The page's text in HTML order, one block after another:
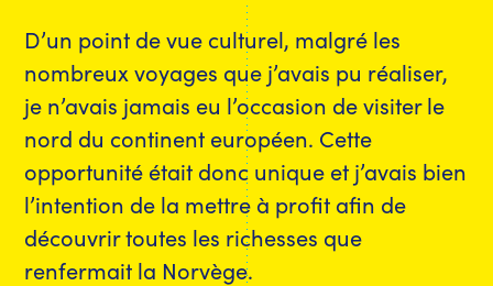
D’un point de vue culturel, malgré les
nombreux voyages que j’avais pu réaliser,
je n’avais jamais eu l’occasion de visiter le
nord du continent européen. Cette
opportunité était donc unique et j’avais bien
l’intention de la mettre à profit afin de
découvrir toutes les richesses que
renfermait la Norvège.